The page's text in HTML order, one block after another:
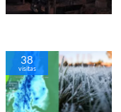
38
visitas